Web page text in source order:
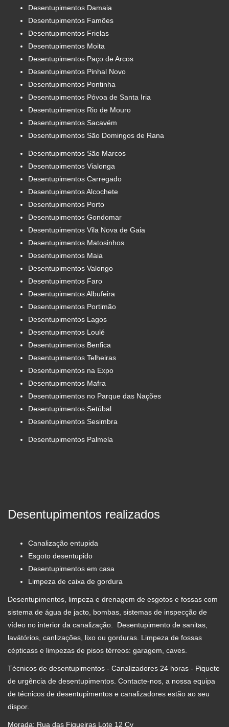
Desentupimentos Damaia
Desentupimentos Famões
Desentupimentos Frielas
Desentupimentos Moita
Desentupimentos Paço de Arcos
Desentupimentos Pinhal Novo
Desentupimentos Pontinha
Desentupimentos Póvoa de Santa Iria
Desentupimentos Rio de Mouro
Desentupimentos Sacavém
Desentupimentos São Domingos de Rana
Desentupimentos São Marcos
Desentupimentos Vialonga
Desentupimentos Carregado
Desentupimentos Alcochete
Desentupimentos Porto
Desentupimentos Gondomar
Desentupimentos Vila Nova de Gaia
Desentupimentos Matosinhos
Desentupimentos Maia
Desentupimentos Valongo
Desentupimentos Faro
Desentupimentos Albufeira
Desentupimentos Portimão
Desentupimentos Lagos
Desentupimentos Loulé
Desentupimentos Benfica
Desentupimentos Telheiras
Desentupimentos na Expo
Desentupimentos Mafra
Desentupimentos no Parque das Nações
Desentupimentos Setúbal
Desentupimentos Sesimbra
Desentupimentos Palmela
Desentupimentos realizados
Canalização entupida
Esgoto desentupido
Desentupimentos em casa
Limpeza de caixa de gordura
Desentupimentos, limpeza e drenagem de esgotos e fossas com
sistema de água de jacto, bombas, sistemas de inspecção de
vídeo no interior da canalização. Desentupimento de sanitas,
lavátórios, canlizações, lixo ou gorduras. Limpeza de fossas
cépticass e limpezas de pisos térreos: garagem, caves.
Técnicos de desentupimentos - Canalizadores 24 horas - Piquete
de urgência de desentupimentos. Contacte-nos, a nossa equipa
de técnicos de desentupimentos e canalizadores estão ao seu
dispor.
Morada: Rua das Figueiras Lote 12 Cv